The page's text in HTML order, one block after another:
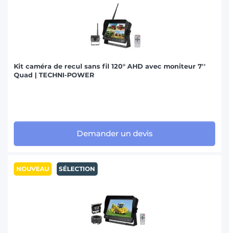
Kit caméra de recul sans fil 120° AHD avec moniteur 7''
Quad | TECHNI-POWER
Demander un devis
NOUVEAU SÉLECTION